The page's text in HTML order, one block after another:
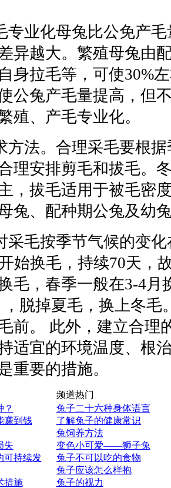
化母兔比公免产毛
异越大。繁殖母兔由
身拉毛等，可使30%
公兔产毛量提高，但
殖、产毛专业化。
法。合理采毛要根据
理安排剪毛和拔毛。
，拔毛适用于被毛密
兔、配种期公兔及幼
毛按季节气候的变化
始换毛，持续70天，
毛，春季一般在3-4月
脱掉夏毛，换上冬毛
前。 此外，建立合理
适宜的环境温度、根
重要的措施。
？
赚到钱
失
可持续发
措施
频道热门
兔子二十六种身体语言
了解兔子的健康常识
兔饲养方法
变色小可爱——狮子兔
兔子不可以吃的食物
兔子应该怎么样抱
兔子的视力